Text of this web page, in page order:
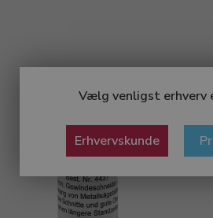
Vælg venligst erhverv
Erhvervskunde